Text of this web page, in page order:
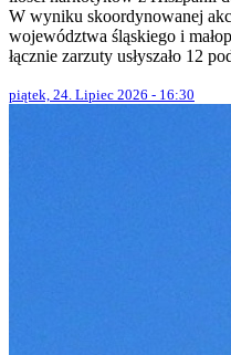
W wyniku skoordynowanej
województwa śląskiego i
łącznie zarzuty usłyszało 12
piątek, 24. Lipiec 2026 - 16:30